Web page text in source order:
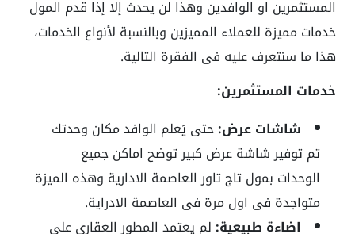
المستثمرين او الوافدين وهذا لن يحدث إلا إذا قدم المول
خدمات مميزة للعملاء المميزين وبالنسبة لأنواع الخدمات،
هذا ما سنتعرف عليه فى الفقرة التالية.
خدمات المستثمرين:
شاشات عرض:حتى يَعلم الوافد مكان وحدتك
تم توفير شاشة عرض كبير توضح اماكن جميع
الوحدات بمول تاج تاور العاصمة الادارية وهذه الميزة
متواجدة فى اول مرة فى العاصمة الادراية.
اضاءة طبيعية: لم يعتمد المطور العقارى على